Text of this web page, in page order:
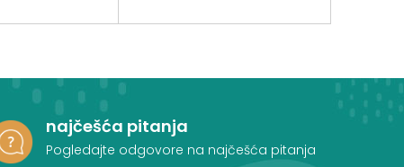
najčešća pitanja
Pogledajte odgovore na najčešća pitanja